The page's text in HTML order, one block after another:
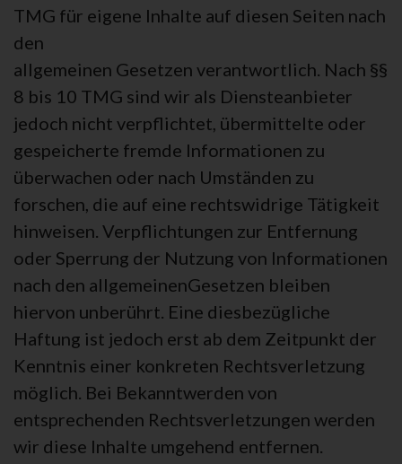
TMG für eigene Inhalte auf diesen Seiten nach
den
allgemeinen Gesetzen verantwortlich. Nach §§
8 bis 10 TMG sind wir als Diensteanbieter
jedoch nicht verpflichtet, übermittelte oder
gespeicherte fremde Informationen zu
überwachen oder nach Umständen zu
forschen, die auf eine rechtswidrige Tätigkeit
hinweisen. Verpflichtungen zur Entfernung
oder Sperrung der Nutzung von Informationen
nach den allgemeinenGesetzen bleiben
hiervon unberührt. Eine diesbezügliche
Haftung ist jedoch erst ab dem Zeitpunkt der
Kenntnis einer konkreten Rechtsverletzung
möglich. Bei Bekanntwerden von
entsprechenden Rechtsverletzungen werden
wir diese Inhalte umgehend entfernen.